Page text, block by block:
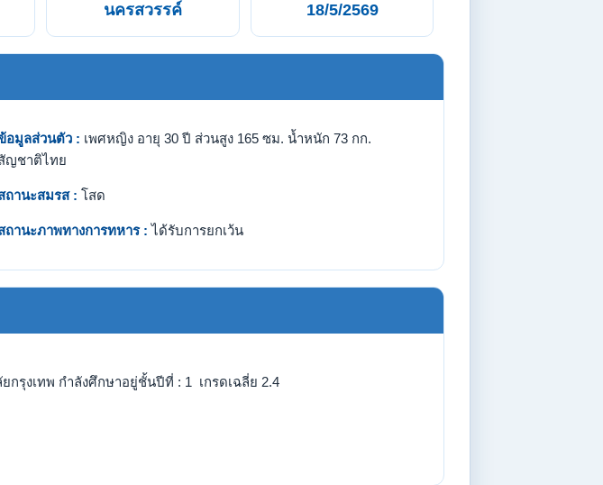
นครสวรรค์ 18/5/2569
อมูลส่วนตัว : เพศหญิง อายุ 30 ปี ส่วนสูง 165 ซม. น้ำหนัก 73 กก.
ญชาติไทย
ถานะสมรส : โสด
ถานะภาพทางการทหาร : ได้รับการยกเว้น
งเทพ กำลังศึกษาอยู่ชั้นปีที่ : 1 เกรดเฉลี่ย 2.4